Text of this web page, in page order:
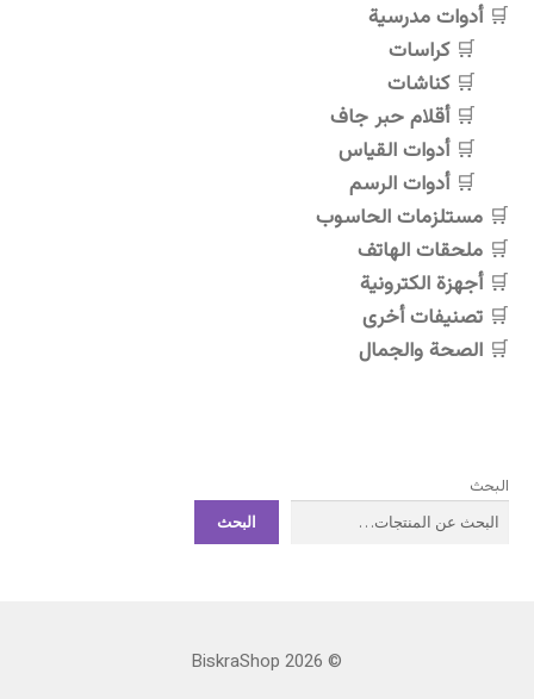
أدوات مدرسية
كراسات
كناشات
أقلام حبر جاف
أدوات القياس
أدوات الرسم
مستلزمات الحاسوب
ملحقات الهاتف
أجهزة الكترونية
تصنيفات أخرى
الصحة والجمال
البحث
البحث
© BiskraShop 2026